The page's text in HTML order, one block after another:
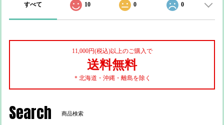
すべて 10 0 0
11,000円(税込)以上のご購入で
送料無料
＊北海道・沖縄・離島を除く
Search 商品検索